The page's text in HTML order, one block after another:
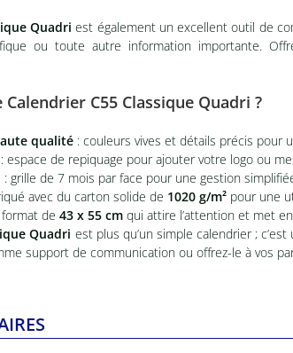
Quadri est également un excellent outil de
ou toute autre information importante.
C55 Classique Quadri ?
qualité : couleurs vives et détails précis pour
: espace de repiquage pour ajouter votre logo ou
: grille de 7 mois par face pour une gestion
avec du carton solide de 1020 g/m² pour une
de 43 x 55 cm qui attire l’attention et met
Quadri est plus qu’un simple calendrier ;
support de communication ou offrez-le à vos